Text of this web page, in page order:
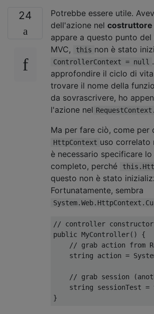
24
Potrebbe essere utile.
dell'azione nel costruttore
appare a questo punto
MVC,
this non è stato
ControllerContext = null
approfondire il ciclo di
trovare il nome della
da sovrascrivere, ho
l'azione nel
Ma per fare ciò, come per
HttpContext uso correlato
è necessario specificare
completo, perché
questo non è stato
Fortunatamente, sembra
// controller constructor
public MyController()
{
// grab action from
string action =
// grab session
string sessionTest =
}